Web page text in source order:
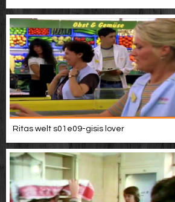
Ritas welt s01e09-gisis lover